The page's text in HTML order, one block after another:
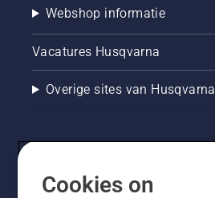
Webshop informatie
Vacatures Husqvarna
Overige sites van Husqvarna
Cookies on